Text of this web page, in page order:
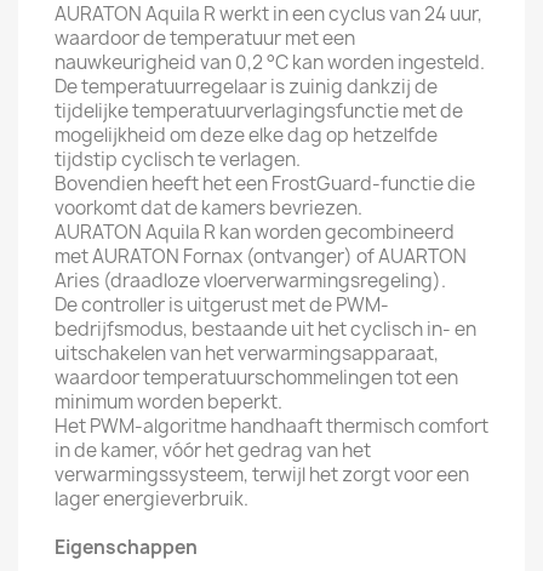
AURATON Aquila R werkt in een cyclus van 24 uur,
waardoor de temperatuur met een
nauwkeurigheid van 0,2 °C kan worden ingesteld.
De temperatuurregelaar is zuinig dankzij de
tijdelijke temperatuurverlagingsfunctie met de
mogelijkheid om deze elke dag op hetzelfde
tijdstip cyclisch te verlagen.
Bovendien heeft het een FrostGuard-functie die
voorkomt dat de kamers bevriezen.
AURATON Aquila R kan worden gecombineerd
met AURATON Fornax (ontvanger) of AUARTON
Aries (draadloze vloerverwarmingsregeling).
De controller is uitgerust met de PWM-
bedrijfsmodus, bestaande uit het cyclisch in- en
uitschakelen van het verwarmingsapparaat,
waardoor temperatuurschommelingen tot een
minimum worden beperkt.
Het PWM-algoritme handhaaft thermisch comfort
in de kamer, vóór het gedrag van het
verwarmingssysteem, terwijl het zorgt voor een
lager energieverbruik.
Eigenschappen